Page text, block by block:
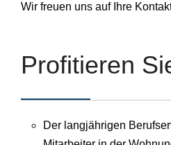
Wir freuen uns auf Ihre
Profitieren
Der langjährigen